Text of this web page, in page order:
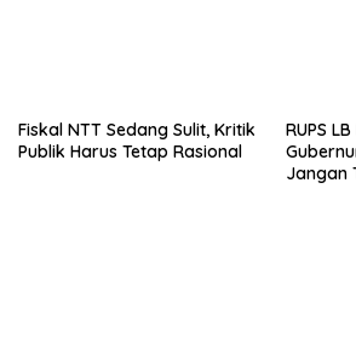
Fiskal NTT Sedang Sulit, Kritik
Publik Harus Tetap Rasional
RUPS
Jangan